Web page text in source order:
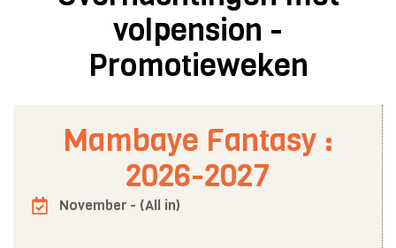
volpension -
Promotieweken
Mambaye Fantasy :
2026-2027
November - (All in)